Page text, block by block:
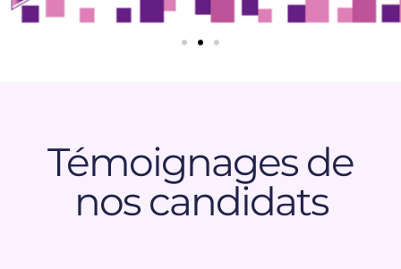
Témoignages de
nos candidats